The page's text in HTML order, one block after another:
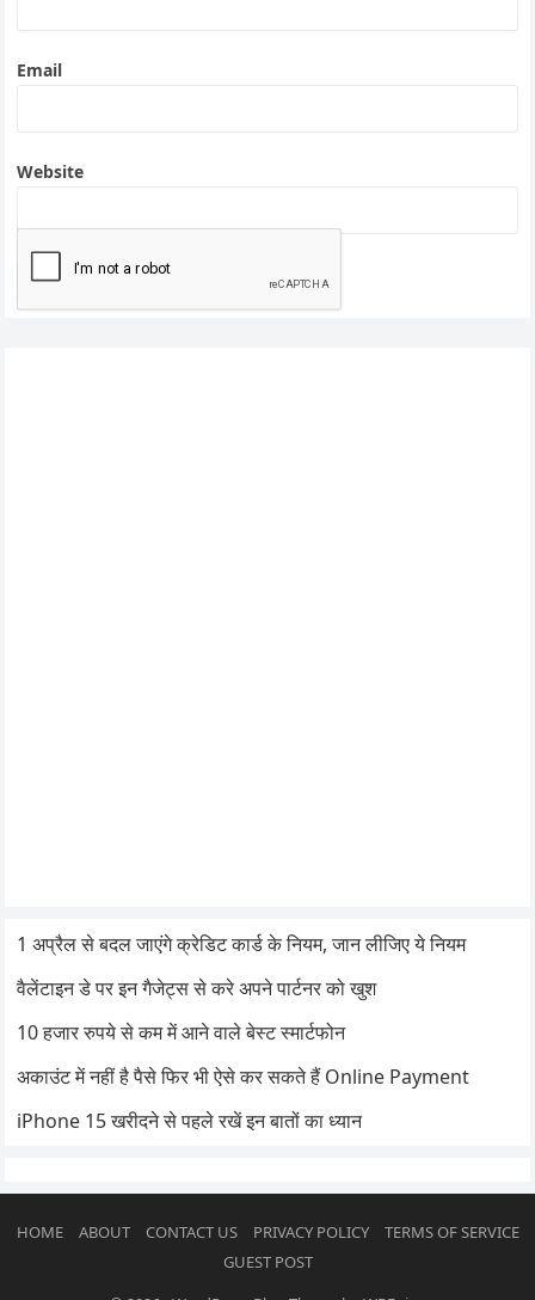
Email
Website
1 अप्रैल से बदल जाएंगे क्रेडिट कार्ड के नियम, जान लीजिए ये नियम
वैलेंटाइन डे पर इन गैजेट्स से करे अपने पार्टनर को खुश
10 हजार रुपये से कम में आने वाले बेस्ट स्मार्टफोन
अकाउंट में नहीं है पैसे फिर भी ऐसे कर सकते हैं Online Payment
iPhone 15 खरीदने से पहले रखें इन बातों का ध्यान
HOME ABOUT CONTACT US PRIVACY POLICY
TERMS OF SERVICE
GUEST POST